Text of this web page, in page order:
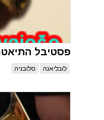
פסטיבל
לובליאנה סלובניה